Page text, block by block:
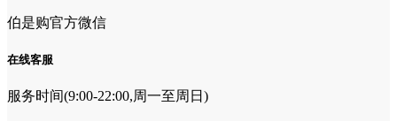
伯是购官方微信
在线客服
服务时间(9:00-22:00,周一至周日)